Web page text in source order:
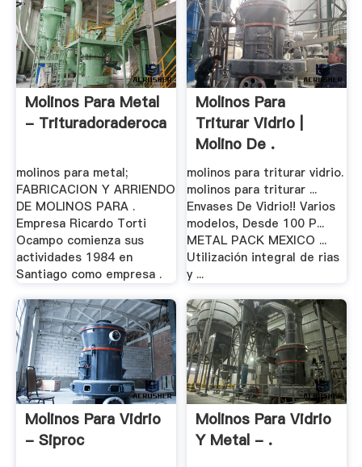
Molinos Para Metal
- Trituradoraderoca
molinos para metal;
FABRICACION Y ARRIENDO
DE MOLINOS PARA .
Empresa Ricardo Torti
Ocampo comienza sus
actividades 1984 en
Santiago como empresa .
Molinos Para
Triturar Vidrio |
Molino De .
molinos para triturar vidrio.
molinos para triturar ...
Envases De Vidrio!! Varios
modelos, Desde 100 P...
METAL PACK MEXICO ...
Utilización integral de rias
y ...
Molinos Para Vidrio
- Siproc
Molinos Para Vidrio
Y Metal - .